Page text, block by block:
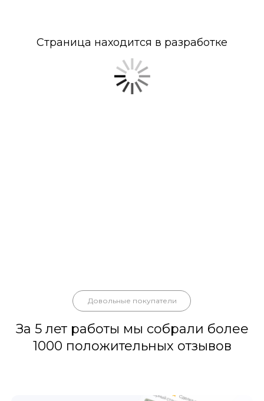
Страница находится в разработке
Довольные покупатели
За 5 лет работы мы собрали более
1000 положительных отзывов